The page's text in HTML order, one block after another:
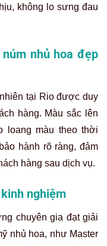
tư vấn làm đẹp nhủ
Clinic
tự tin, quyến rũ
giúp chị em tự tin hơn
trong đời sống hôn
lại vẻ ngoài quyến rũ
sóc và cải thiện
đời sống và tâm